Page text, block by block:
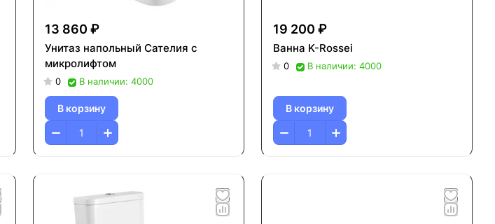
13 860 ₽
Унитаз напольный Сателия с
микролифтом
0 В наличии: 4000
В корзину
19 200 ₽
Ванна K-Rossei
0 В наличии: 4000
В корзину